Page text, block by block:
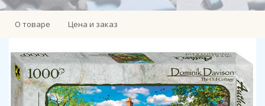
О товаре Цена и заказ